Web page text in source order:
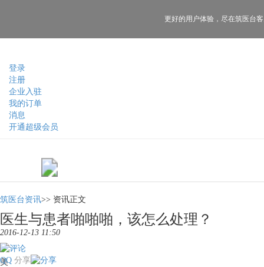
登录
注册
企业入驻
我的订单
消息
开通超级会员
更好的用户体验， 尽在筑医台
筑医台资讯>> 资讯正文
医生与患者啪啪啪，该怎么处理？
2016-12-13 11:50
分享
QQ
美